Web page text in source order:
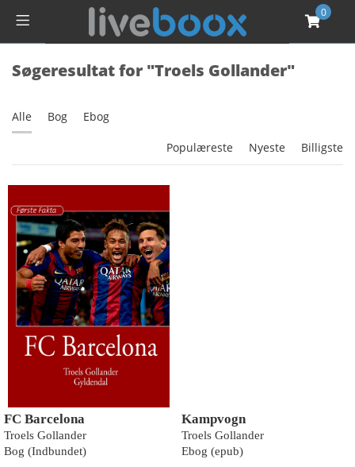
0
Søgeresultat for "Troels Gollander"
Alle Bog Ebog
Populæreste Nyeste Billigste
FC Barcelona
Troels Gollander
Bog (Indbundet)
Kampvogn
Troels Gollander
Ebog (epub)